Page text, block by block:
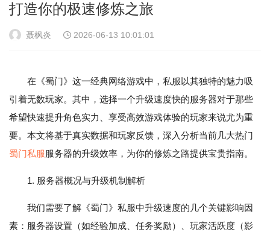
打造你的极速修炼之旅
聂枫炎 2026-06-13 10:01:01
在《蜀门》这一经典网络游戏中，私服以其独特的魅力吸
引着无数玩家。其中，选择一个升级速度快的服务器对于那些
希望快速提升角色实力、享受高效游戏体验的玩家来说尤为重
要。本文将基于真实数据和玩家反馈，深入分析当前几大热门
蜀门私服服务器的升级效率，为你的修炼之路提供宝贵指南。
1. 服务器概况与升级机制解析
我们需要了解《蜀门》私服中升级速度的几个关键影响因
素：服务器设置（如经验加成、任务奖励）、玩家活跃度（影